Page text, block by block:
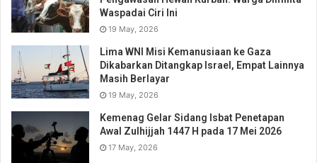
Waspadai Ciri Ini
19 May, 2026
Lima WNI Misi Kemanusiaan ke Gaza
Dikabarkan Ditangkap Israel, Empat Lainnya
Masih Berlayar
19 May, 2026
Kemenag Gelar Sidang Isbat Penetapan
Awal Zulhijjah 1447 H pada 17 Mei 2026
17 May, 2026